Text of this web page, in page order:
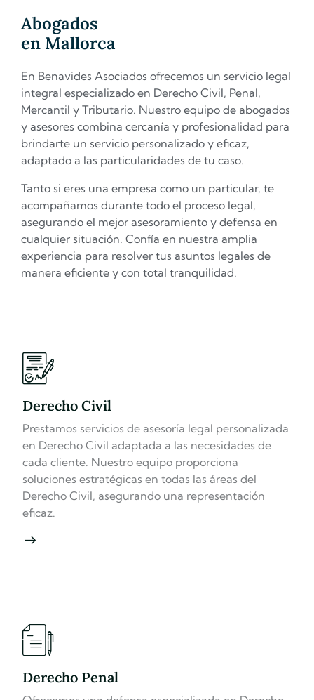
Abogados
en Mallorca
En Benavides Asociados ofrecemos un servicio legal
integral especializado en Derecho Civil, Penal,
Mercantil y Tributario. Nuestro equipo de abogados
y asesores combina cercanía y profesionalidad para
brindarte un servicio personalizado y eficaz,
adaptado a las particularidades de tu caso.
Tanto si eres una empresa como un particular, te
acompañamos durante todo el proceso legal,
asegurando el mejor asesoramiento y defensa en
cualquier situación. Confía en nuestra amplia
experiencia para resolver tus asuntos legales de
manera eficiente y con total tranquilidad.
Derecho Civil
Prestamos servicios de asesoría legal personalizada
en Derecho Civil adaptada a las necesidades de
cada cliente. Nuestro equipo proporciona
soluciones estratégicas en todas las áreas del
Derecho Civil, asegurando una representación
eficaz.
Derecho Penal